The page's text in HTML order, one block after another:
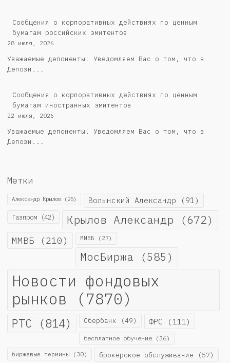
Cообщения о корпоративных действиях по ценным
бумагам российских эмитентов
28 июля, 2026
Уважаемые депоненты! Уведомляем Вас о том, что в
Депози...
Сообщения о корпоративных действиях по ценным
бумагам иностранных эмитентов
22 июля, 2026
Уважаемые депоненты! Уведомляем Вас о том, что в
Депози...
Метки
Александр Крылов (25) Волынский Александр (91)
Газпром (42) Крылов Александр (672)
ММВБ (210) ММВБ (27)
МосБиржа (585)
Новости фондовых
рынков (7870)
РТС (814) Сбербанк (49) ФРС (111)
бесплатное обучение (36)
биржевые термины (30) брокерское обслуживание (57)